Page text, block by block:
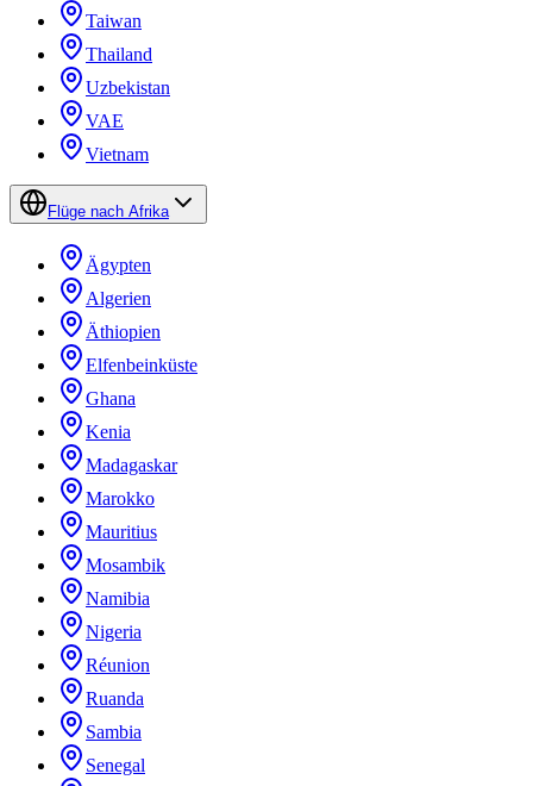
Taiwan
Thailand
Uzbekistan
VAE
Vietnam
Flüge nach Afrika
Ägypten
Algerien
Äthiopien
Elfenbeinküste
Ghana
Kenia
Madagaskar
Marokko
Mauritius
Mosambik
Namibia
Nigeria
Réunion
Ruanda
Sambia
Senegal